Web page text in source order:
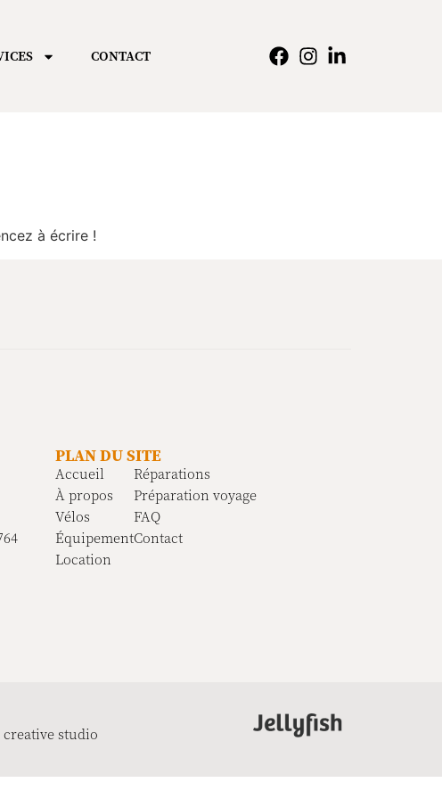
CONTACT
à écrire !
PLAN DU SITE
Accueil
À propos
Vélos
Équipement
Location
Réparations
Préparation voyage
FAQ
Contact
studio